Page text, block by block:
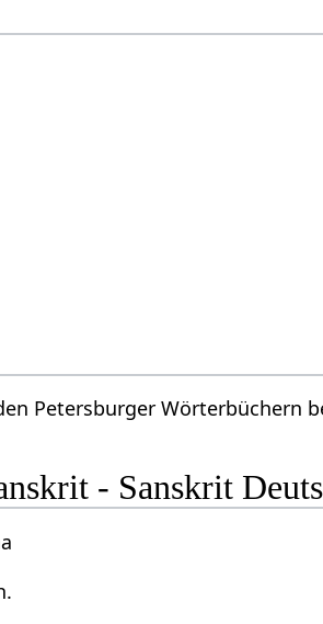
Petersburger Wörterbüchern
- Sanskrit